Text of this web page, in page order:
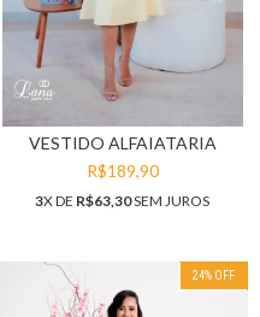
VESTIDO ALFAIATARIA
R$189,90
3X DE R$63,30SEM JUROS
24% OFF